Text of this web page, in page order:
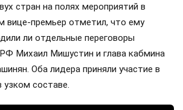
стран на полях мероприятий в
вице-премьер отметил, что ему
ли отдельные переговоры
Михаил Мишустин и глава кабмина
Оба лидера приняли участие в
составе.